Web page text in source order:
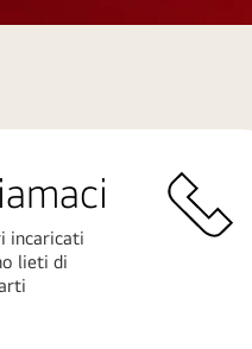
incaricati
lieti di